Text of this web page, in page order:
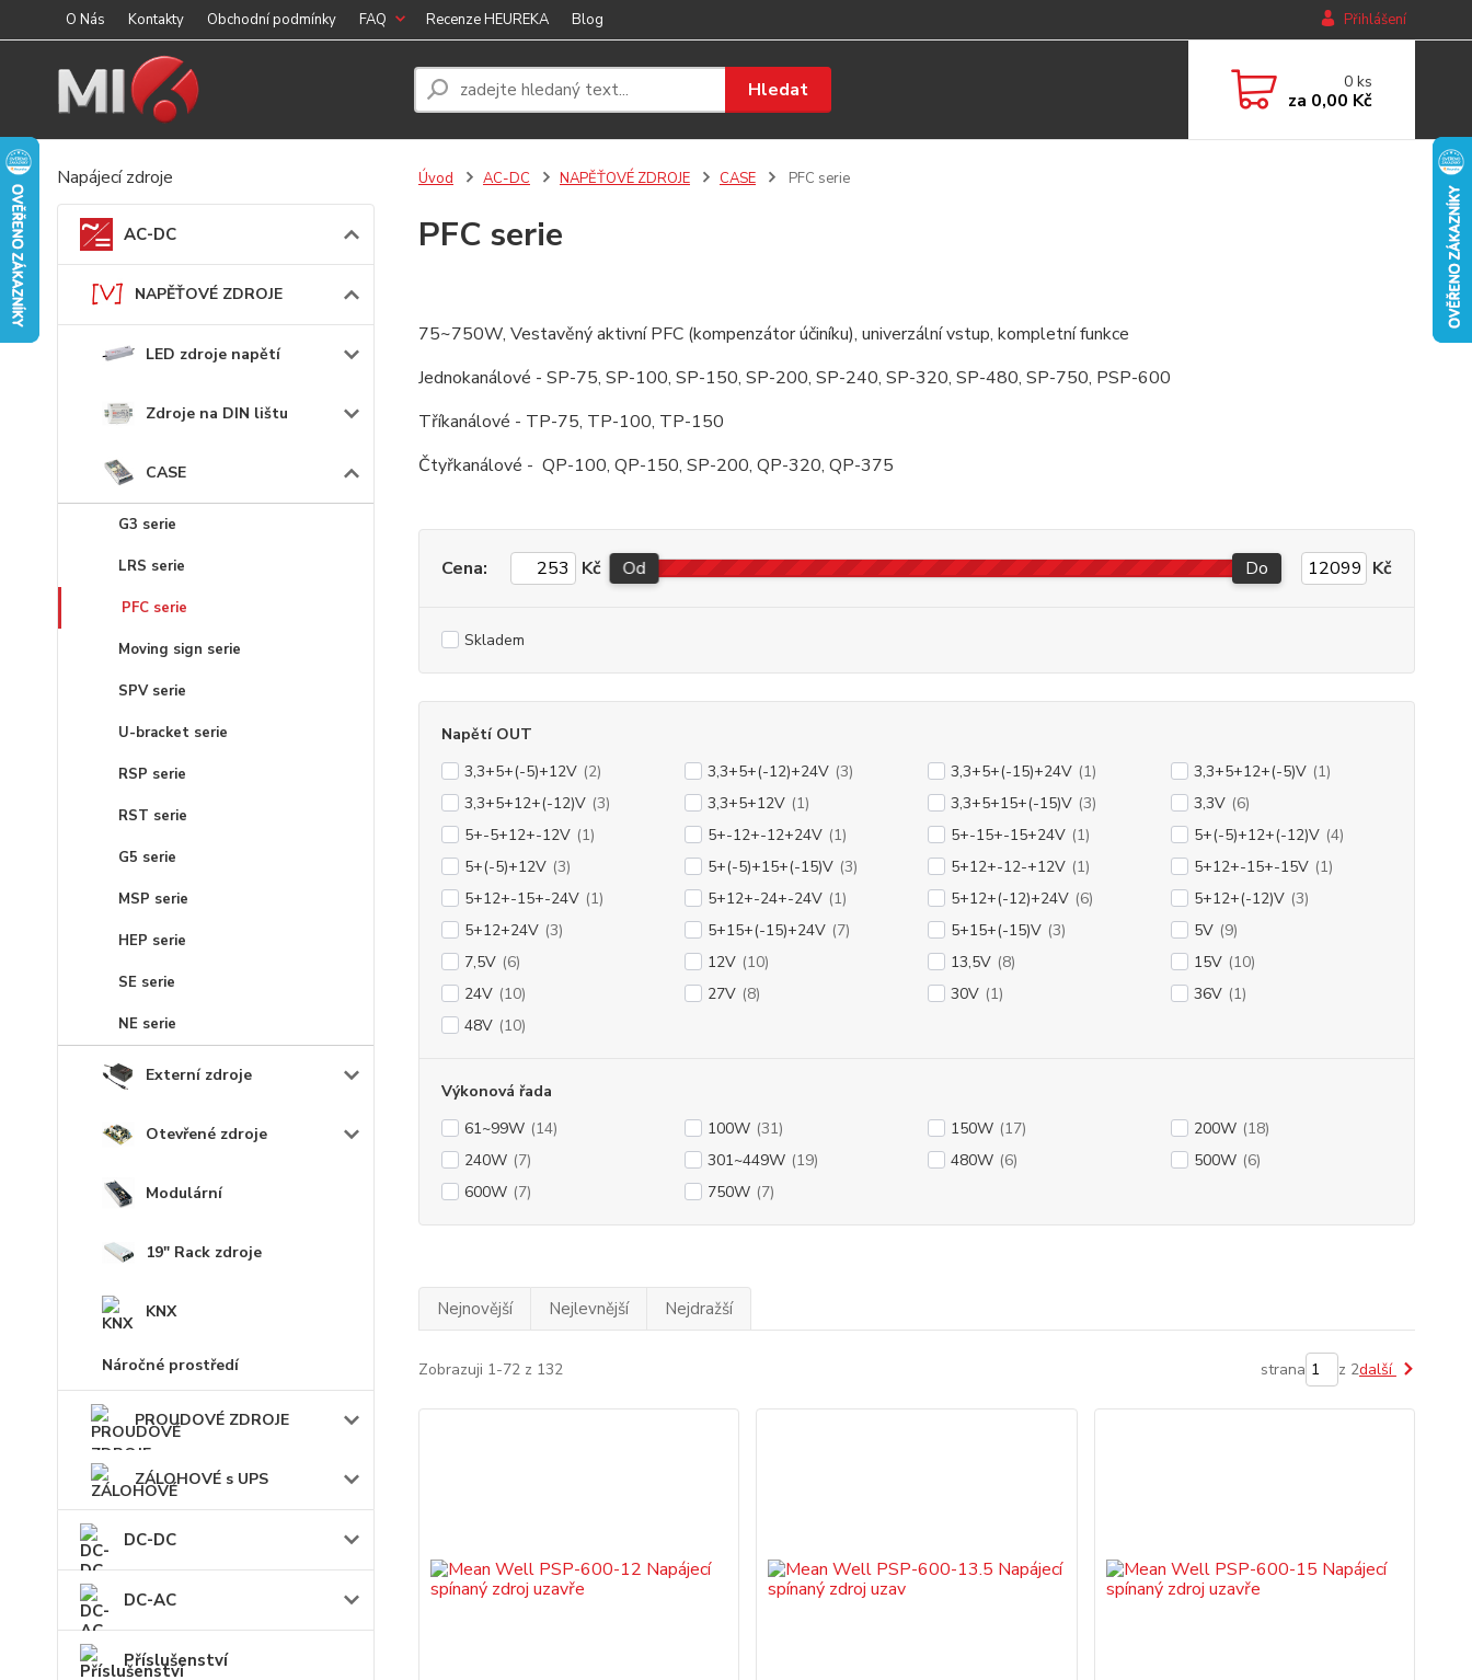
O Nás Kontakty Obchodní podmínky FAQ Recenze HEUREKA Blog Přihlášení
Hledat 0ks
za 0,00 Kč
Napájecí zdroje
AC-DC
NAPĚŤOVÉ ZDROJE
LED zdroje napětí
Zdroje na DIN lištu
CASE
G3 serie
LRS serie
PFC serie
Moving sign serie
SPV serie
U-bracket serie
RSP serie
RST serie
G5 serie
MSP serie
HEP serie
SE serie
NE serie
Externí zdroje
Otevřené zdroje
Modulární
19" Rack zdroje
KNX
Náročné prostředí
PROUDOVÉ ZDROJE
ZÁLOHOVÉ s UPS
DC-DC
DC-AC
Příslušenství
Úvod AC-DC NAPĚŤOVÉ ZDROJE CASE PFC serie
PFC serie
75~750W, Vestavěný aktivní PFC (kompenzátor účiníku), univerzální vstup, kompletní funkce
Jednokanálové - SP-75, SP-100, SP-150, SP-200, SP-240, SP-320, SP-480, SP-750, PSP-600
Tříkanálové - TP-75, TP-100, TP-150
Čtyřkanálové - QP-100, QP-150, SP-200, QP-320, QP-375
Cena: Kč Od Do Kč
Skladem
Napětí OUT
3,3+5+(-5)+12V (2) 3,3+5+(-12)+24V (3) 3,3+5+(-15)+24V (1) 3,3+5+12+(-5)V (1)
3,3+5+12+(-12)V (3) 3,3+5+12V (1) 3,3+5+15+(-15)V (3) 3,3V (6)
5+-5+12+-12V (1) 5+-12+-12+24V (1) 5+-15+-15+24V (1) 5+(-5)+12+(-12)V (4)
5+(-5)+12V (3) 5+(-5)+15+(-15)V (3) 5+12+-12-+12V (1) 5+12+-15+-15V (1)
5+12+-15+-24V (1) 5+12+-24+-24V (1) 5+12+(-12)+24V (6) 5+12+(-12)V (3)
5+12+24V (3) 5+15+(-15)+24V (7) 5+15+(-15)V (3) 5V (9)
7,5V (6) 12V (10) 13,5V (8) 15V (10)
24V (10) 27V (8) 30V (1) 36V (1)
48V (10)
Výkonová řada
61~99W (14) 100W (31) 150W (17) 200W (18)
240W (7) 301~449W (19) 480W (6) 500W (6)
600W (7) 750W (7)
Nejnovější Nejlevnější Nejdražší
Zobrazuji 1-72 z 132 strana z 2další